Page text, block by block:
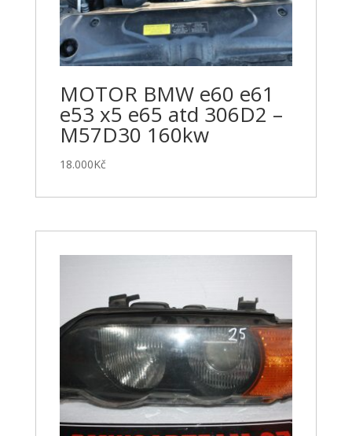
MOTOR BMW e60 e61
e53 x5 e65 atd 306D2 –
M57D30 160kw
18.000Kč